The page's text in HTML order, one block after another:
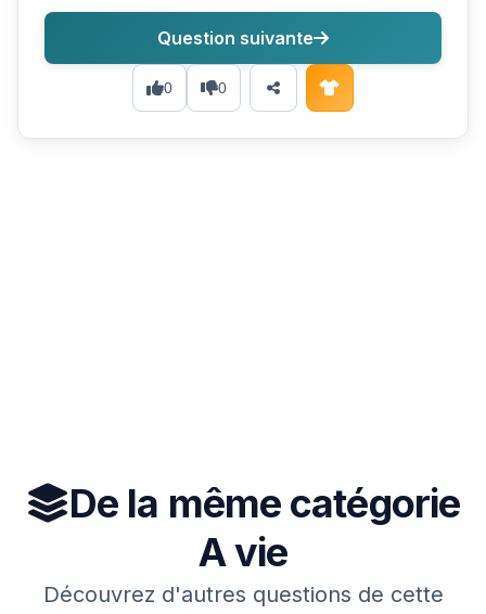
0 0
Question suivante
De la même catégorie
A vie
Découvrez d'autres questions de cette